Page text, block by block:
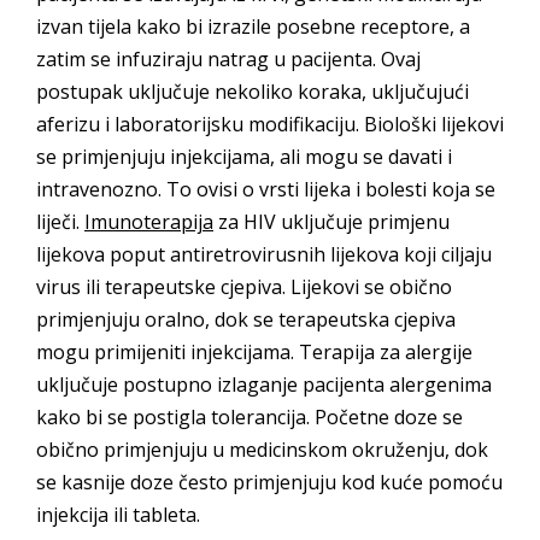
izvan tijela kako bi izrazile posebne receptore, a
zatim se infuziraju natrag u pacijenta. Ovaj
postupak uključuje nekoliko koraka, uključujući
aferizu i laboratorijsku modifikaciju. Biološki lijekovi
se primjenjuju injekcijama, ali mogu se davati i
intravenozno. To ovisi o vrsti lijeka i bolesti koja se
liječi. Imunoterapija za HIV uključuje primjenu
lijekova poput antiretrovirusnih lijekova koji ciljaju
virus ili terapeutske cjepiva. Lijekovi se obično
primjenjuju oralno, dok se terapeutska cjepiva
mogu primijeniti injekcijama. Terapija za alergije
uključuje postupno izlaganje pacijenta alergenima
kako bi se postigla tolerancija. Početne doze se
obično primjenjuju u medicinskom okruženju, dok
se kasnije doze često primjenjuju kod kuće pomoću
injekcija ili tableta.